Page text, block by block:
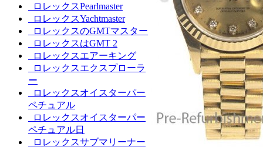
ロレックスPearlmaster
ロレックスYachtmaster
ロレックスのGMTマスター
ロレックスはGMT 2
ロレックスエアーキング
ロレックスエクスプローラ
ー
ロレックスオイスターパー
ペチュアル
ロレックスオイスターパー
ペチュアル日
ロレックスサブマリーナー